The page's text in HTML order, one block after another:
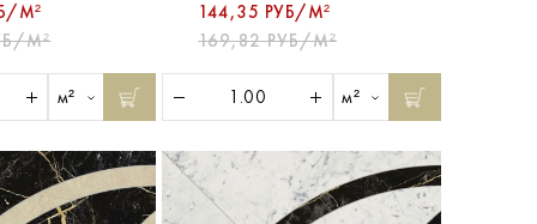
М²
М²
м²
144,35 РУБ/М²
169,82 РУБ/М²
м²